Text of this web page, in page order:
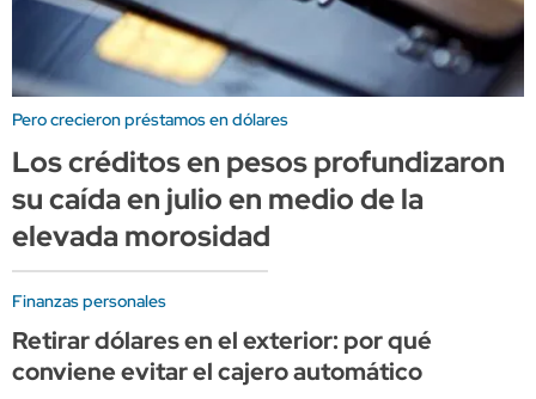
Pero crecieron préstamos en dólares
Los créditos en pesos profundizaron
su caída en julio en medio de la
elevada morosidad
Finanzas personales
Retirar dólares en el exterior: por qué
conviene evitar el cajero automático